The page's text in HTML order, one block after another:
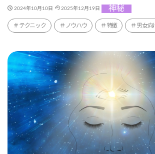
2024年10月10日 2025年12月19日 神秘
テクニック ノウハウ 特徴 男女向